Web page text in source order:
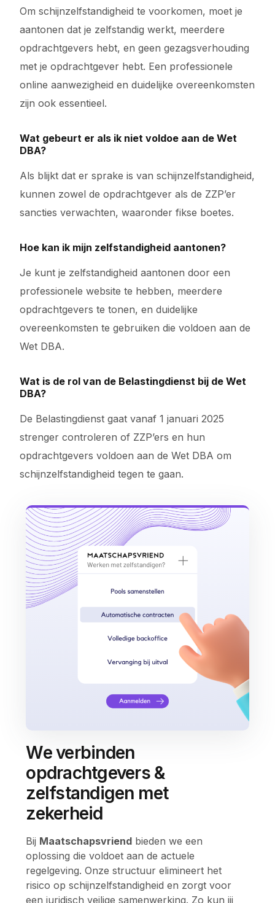
Om schijnzelfstandigheid te voorkomen, moet je
aantonen dat je zelfstandig werkt, meerdere
opdrachtgevers hebt, en geen gezagsverhouding
met je opdrachtgever hebt. Een professionele
online aanwezigheid en duidelijke overeenkomsten
zijn ook essentieel.
Wat gebeurt er als ik niet voldoe aan de Wet
DBA?
Als blijkt dat er sprake is van schijnzelfstandigheid,
kunnen zowel de opdrachtgever als de ZZP’er
sancties verwachten, waaronder fikse boetes.
Hoe kan ik mijn zelfstandigheid aantonen?
Je kunt je zelfstandigheid aantonen door een
professionele website te hebben, meerdere
opdrachtgevers te tonen, en duidelijke
overeenkomsten te gebruiken die voldoen aan de
Wet DBA.
Wat is de rol van de Belastingdienst bij de Wet
DBA?
De Belastingdienst gaat vanaf 1 januari 2025
strenger controleren of ZZP’ers en hun
opdrachtgevers voldoen aan de Wet DBA om
schijnzelfstandigheid tegen te gaan.
We verbinden
opdrachtgevers &
zelfstandigen met
zekerheid
Bij Maatschapsvriend bieden we een
oplossing die voldoet aan de actuele
regelgeving. Onze structuur elimineert het
risico op schijnzelfstandigheid en zorgt voor
een juridisch veilige samenwerking. Zo kun jij